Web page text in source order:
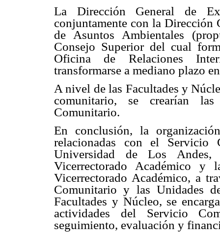
La Dirección General de
conjuntamente con la Dirección
de Asuntos Ambientales
Consejo Superior del cual
Oficina de Relaciones
transformarse a mediano plazo
A nivel de las Facultades y
comunitario, se crearían
Comunitario.
En conclusión, la
relacionadas con el Servicio
Universidad de Los Andes,
Vicerrectorado Académico y
Vicerrectorado Académico, a
Comunitario y las Unidades
Facultades y Núcleo, se
actividades del Servicio
seguimiento, evaluación y